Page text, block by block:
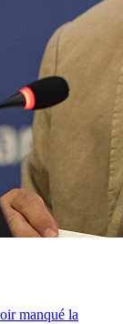
manqué la